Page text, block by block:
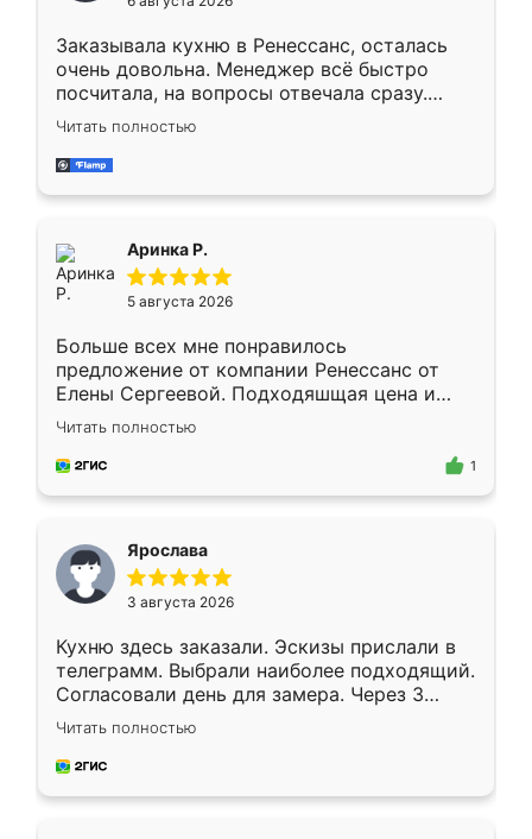
мебели буду заказывать только здесь.
Заказывала кухню в Ренессанс, осталась
очень довольна. Менеджер всё быстро
посчитала, на вопросы отвечала сразу.
Замерщик приехал в субботу, подошёл к
делу со всей ответственностью. Собрали
за день, ребята работали аккуратно, даже
Читать полностью
Аринка Р.
5 августа 2026
Больше всех мне понравилось
предложение от компании Ренессанс от
Елены Сергеевой. Подходяшщая цена и
короткие сроки изготовления. Приехавший
для замера сотрудник Владислав
предложил по моему эскизу самый
Читать полностью
1
Ярослава
3 августа 2026
Кухню здесь заказали. Эскизы прислали в
телеграмм. Выбрали наиболее подходящий.
Согласовали день для замера. Через 3
недели кухня была уже готова. Остались
довольны работой. Спасибо Ренессанс
мебель за качественную работу!
Читать полностью